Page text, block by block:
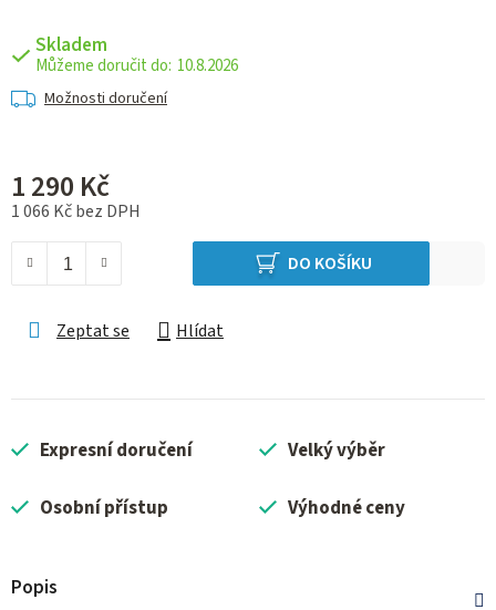
Skladem
10.8.2026
Možnosti doručení
1 290 Kč
1 066 Kč bez DPH
DO KOŠÍKU
Zeptat se Hlídat
Expresní doručení Velký výběr
Osobní přístup Výhodné ceny
Popis